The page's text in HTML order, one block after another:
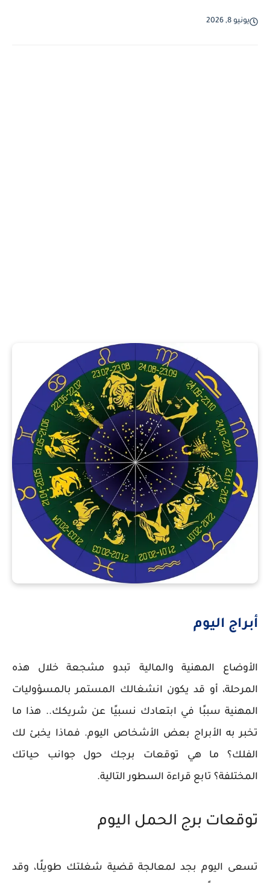
يونيو 8, 2026
أبراج اليوم
الأوضاع المهنية والمالية تبدو مشجعة خلال هذه
المرحلة، أو قد يكون انشغالك المستمر بالمسؤوليات
المهنية سببًا في ابتعادك نسبيًا عن شريكك.. هذا ما
تخبر به الأبراج بعض الأشخاص اليوم. فماذا يخبئ لك
الفلك؟ ما هي توقعات برجك حول جوانب حياتك
المختلفة؟ تابع قراءة السطور التالية.
توقعات برج الحمل اليوم
تسعى اليوم بجد لمعالجة قضية شغلتك طويلًا، وقد